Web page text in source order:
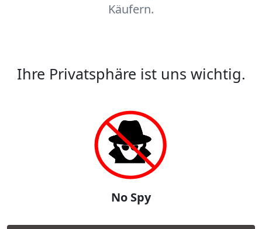
Käufern.
Ihre Privatsphäre ist uns wichtig.
No Spy